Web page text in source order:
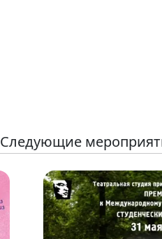
Следующие